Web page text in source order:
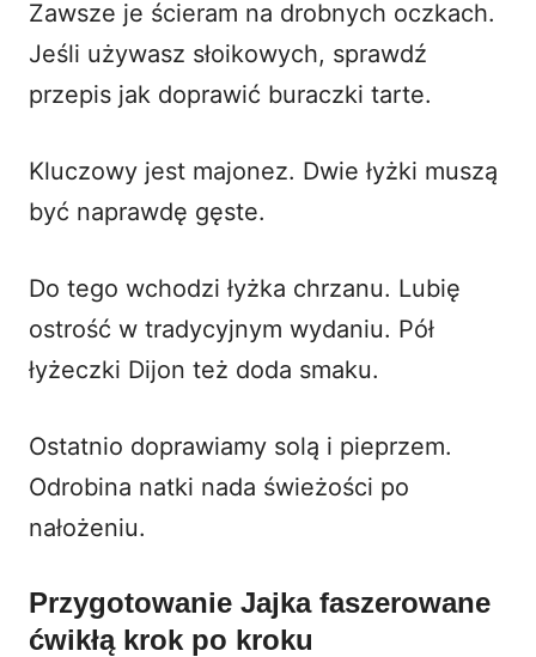
Zawsze je ścieram na drobnych oczkach.
Jeśli używasz słoikowych, sprawdź
przepis jak doprawić buraczki tarte.
Kluczowy jest majonez. Dwie łyżki muszą
być naprawdę gęste.
Do tego wchodzi łyżka chrzanu. Lubię
ostrość w tradycyjnym wydaniu. Pół
łyżeczki Dijon też doda smaku.
Ostatnio doprawiamy solą i pieprzem.
Odrobina natki nada świeżości po
nałożeniu.
Przygotowanie Jajka faszerowane
ćwikłą krok po kroku